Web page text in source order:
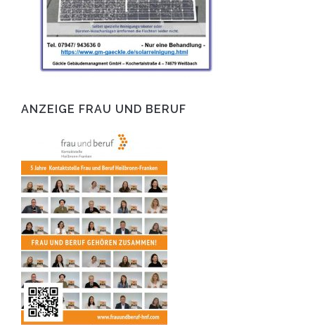
ANZEIGE FRAU UND BERUF